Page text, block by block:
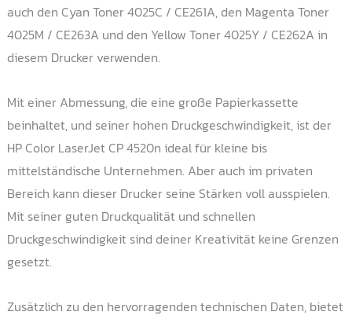
auch den Cyan Toner 4025C / CE261A, den Magenta Toner
4025M / CE263A und den Yellow Toner 4025Y / CE262A in
diesem Drucker verwenden.
Mit einer Abmessung, die eine große Papierkassette
beinhaltet, und seiner hohen Druckgeschwindigkeit, ist der
HP Color LaserJet CP 4520n ideal für kleine bis
mittelständische Unternehmen. Aber auch im privaten
Bereich kann dieser Drucker seine Stärken voll ausspielen.
Mit seiner guten Druckqualität und schnellen
Druckgeschwindigkeit sind deiner Kreativität keine Grenzen
gesetzt.
Zusätzlich zu den hervorragenden technischen Daten, bietet